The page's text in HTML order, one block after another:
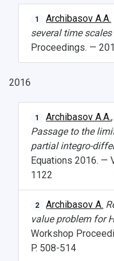
Аграрный
Архив
Фирменный стиль
Кампус
3D-тур по
Музеи
Учебный
Центр истории
Ботанический сад
Умный дом
Международный
Сведения об
Официальные
Библиотека
Видеолекции
Противодействие
Научно-
Конкурсы
Областной
Отчеты о научно-
деятельности
Патенты
Публикации и
Отчеты о
1 Archibasov A.A.
several time scales
Proceedings. —
2016
1 Archibasov A.A.
Passage to the
partial integro-
Equations 2016. —
1122
2 Archibasov A.
value problem for
Workshop
P. 508-514